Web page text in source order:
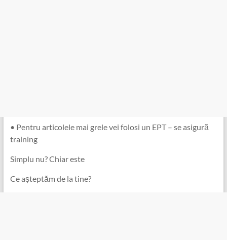
• Pentru articolele mai grele vei folosi un EPT – se asigură
training
Simplu nu? Chiar este
Ce așteptăm de la tine?